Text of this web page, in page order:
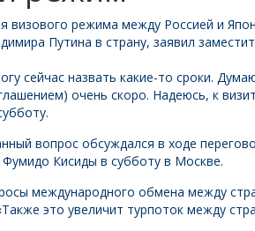
визового режима между Россией и
Путина в страну, заявил
сейчас назвать какие-то сроки.
очень скоро. Надеюсь, к
вопрос обсуждался в ходе
Кисиды в субботу в Москве.
международного обмена между
это увеличит турпоток между